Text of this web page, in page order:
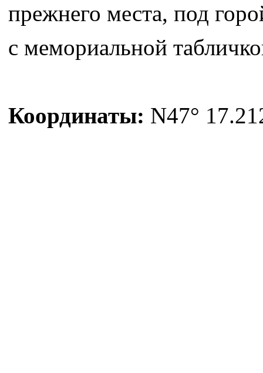
прежнего места, под
с мемориальной
Координаты: N47°